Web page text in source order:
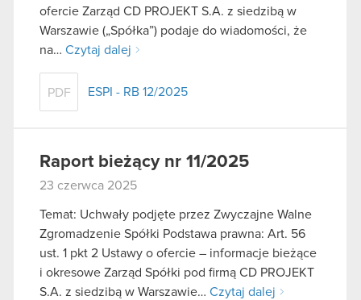
ofercie Zarząd CD PROJEKT S.A. z siedzibą w
Warszawie („Spółka”) podaje do wiadomości, że
na… Czytaj dalej
PDF ESPI - RB 12/2025
Raport bieżący nr 11/2025
23 czerwca 2025
Temat: Uchwały podjęte przez Zwyczajne Walne
Zgromadzenie Spółki Podstawa prawna: Art. 56
ust. 1 pkt 2 Ustawy o ofercie – informacje bieżące
i okresowe Zarząd Spółki pod firmą CD PROJEKT
S.A. z siedzibą w Warszawie… Czytaj dalej